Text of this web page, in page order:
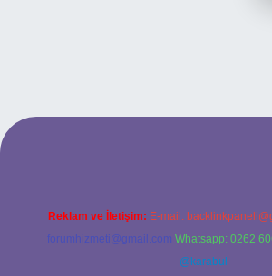
giriş
Reklam ve İletişim: E-mail:
forumhizmeti@gmail.com Whatsapp: 0262
@karabul